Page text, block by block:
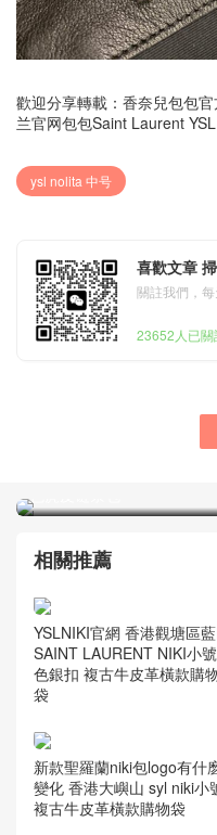
歡迎分享轉載： 香奈兒包包
兰官网包包Saint Laurent
ysl nolita 中号
喜歡文章
關註我們，
23652人已關
色上身图图片 鳄鱼纹压花黑
相關推薦
YSLNIKI官網 香港觀塘區
SAINT LAURENT NIKI小
色銀扣 複古牛皮革橫款購
袋
新款聖羅蘭niki包logo有什
變化 香港大嶼山 syl niki小
複古牛皮革橫款購物袋